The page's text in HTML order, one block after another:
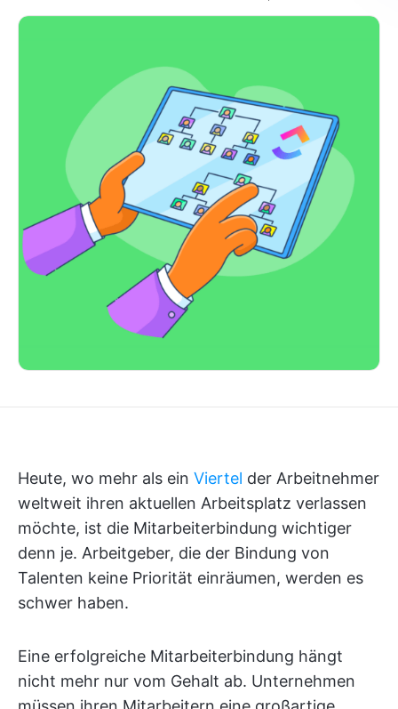
Heute, wo mehr als ein Viertel der Arbeitnehmer
weltweit ihren aktuellen Arbeitsplatz verlassen
möchte, ist die Mitarbeiterbindung wichtiger
denn je. Arbeitgeber, die der Bindung von
Talenten keine Priorität einräumen, werden es
schwer haben.
Eine erfolgreiche Mitarbeiterbindung hängt
nicht mehr nur vom Gehalt ab. Unternehmen